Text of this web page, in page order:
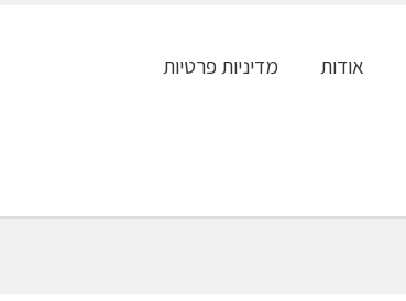
אודות מדיניות פרטיות